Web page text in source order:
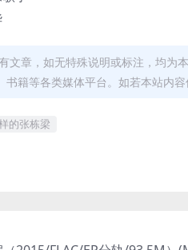
文章，如无特殊说明或标注，均为
书籍等各类媒体平台。如若本站内
的张栋梁